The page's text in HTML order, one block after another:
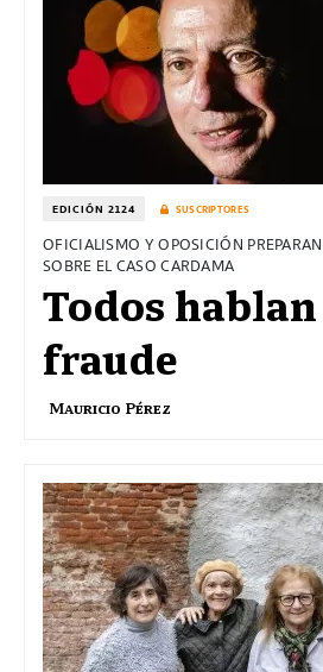
EDICIÓN 2124 SUSCRIPTORES
OFICIALISMO Y OPOSICIÓN
SOBRE EL CASO CARDAMA
Todos
fraude
Mauricio Pérez